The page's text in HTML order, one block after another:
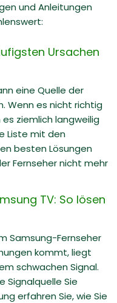
und Anleitungen
Ursachen
eine Quelle der
Wenn es nicht richtig
ziemlich langweilig
Liste mit den
besten Lösungen
Fernseher nicht mehr
TV: So lösen
Samsung-Fernseher
kommt, liegt
schwachen Signal.
Signalquelle Sie
erfahren Sie, wie Sie